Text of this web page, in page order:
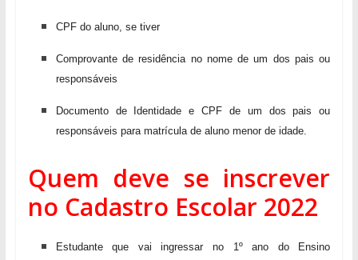
CPF do aluno, se tiver
Comprovante de residência no nome de um dos pais ou
responsáveis
Documento de Identidade e CPF de um dos pais ou
responsáveis para matrícula de aluno menor de idade.
Quem deve se inscrever
no Cadastro Escolar 2022
Estudante que vai ingressar no 1º ano do Ensino